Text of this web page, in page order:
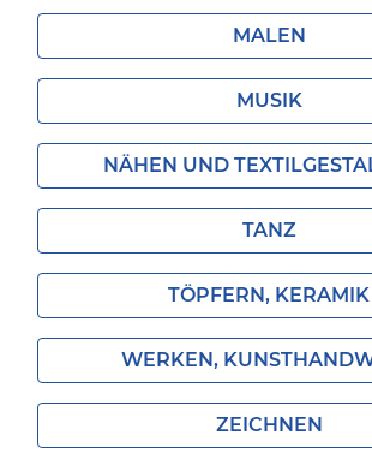
MALEN
MUSIK
NÄHEN UND
TANZ
TÖPFERN, KERAMIK
WERKEN,
ZEICHNEN